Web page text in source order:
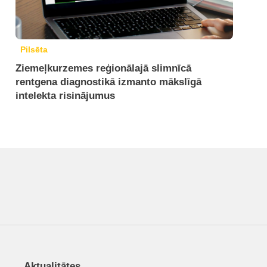
Pilsēta
Ziemeļkurzemes reģionālajā slimnīcā
rentgena diagnostikā izmanto mākslīgā
intelekta risinājumus